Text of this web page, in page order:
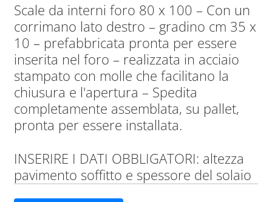
Scale da interni foro 80 x 100 – Con un
corrimano lato destro – gradino cm 35 x
10 – prefabbricata pronta per essere
inserita nel foro – realizzata in acciaio
stampato con molle che facilitano la
chiusura e l'apertura – Spedita
completamente assemblata, su pallet,
pronta per essere installata.
INSERIRE I DATI OBBLIGATORI: altezza
pavimento soffitto e spessore del solaio